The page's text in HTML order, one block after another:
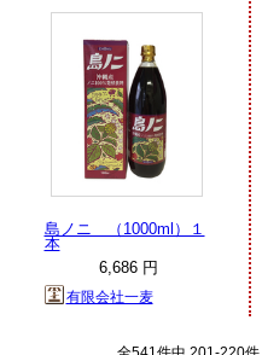
島ノニ （1000ml）１
本
6,686 円
有限会社一麦